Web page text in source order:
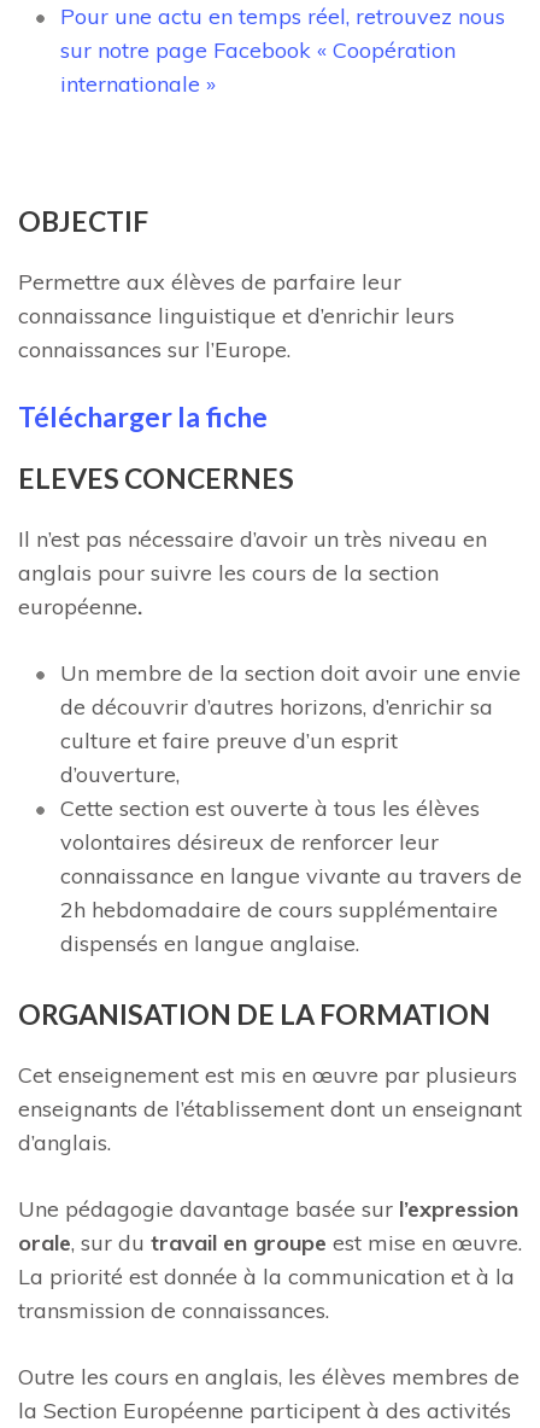
Pour une actu en temps réel, retrouvez nous
sur notre page Facebook « Coopération
internationale »
OBJECTIF
Permettre aux élèves de parfaire leur
connaissance linguistique et d’enrichir leurs
connaissances sur l’Europe.
Télécharger la fiche
ELEVES CONCERNES
Il n’est pas nécessaire d’avoir un très niveau en
anglais pour suivre les cours de la section
européenne.
Un membre de la section doit avoir une envie
de découvrir d’autres horizons, d’enrichir sa
culture et faire preuve d’un esprit
d’ouverture,
Cette section est ouverte à tous les élèves
volontaires désireux de renforcer leur
connaissance en langue vivante au travers de
2h hebdomadaire de cours supplémentaire
dispensés en langue anglaise.
ORGANISATION DE LA FORMATION
Cet enseignement est mis en œuvre par plusieurs
enseignants de l’établissement dont un enseignant
d’anglais.
Une pédagogie davantage basée sur l’expression
orale, sur du travail en groupe est mise en œuvre.
La priorité est donnée à la communication et à la
transmission de connaissances.
Outre les cours en anglais, les élèves membres de
la Section Européenne participent à des activités